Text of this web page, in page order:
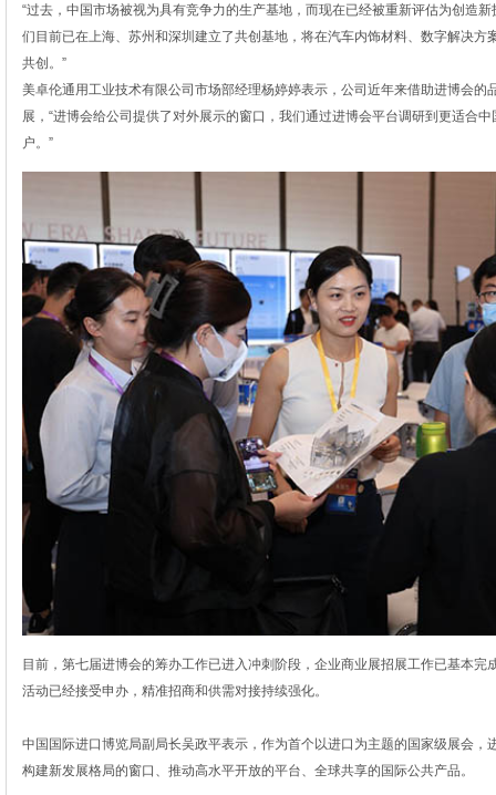
“过去，中国市场被视为具有竞争力的生产基地，而现在已经被重新评估为创造新
们目前已在上海、苏州和深圳建立了共创基地，将在汽车内饰材料、数字解决方
共创。”
美卓伦通用工业技术有限公司市场部经理杨婷婷表示，公司近年来借助进博会的
展，“进博会给公司提供了对外展示的窗口，我们通过进博会平台调研到更适合
户。”
目前，第七届进博会的筹办工作已进入冲刺阶段，企业商业展招展工作已基本完
活动已经接受申办，精准招商和供需对接持续强化。
中国国际进口博览局副局长吴政平表示，作为首个以进口为主题的国家级展会，
构建新发展格局的窗口、推动高水平开放的平台、全球共享的国际公共产品。